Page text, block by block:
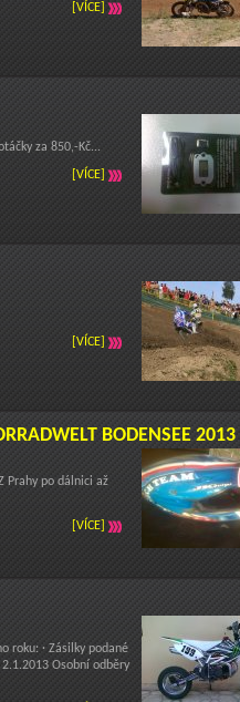
[VÍCE]
za 850,-Kč...
[VÍCE]
[VÍCE]
BODENSEE 2013
Prahy po dálnici až
[VÍCE]
roku: · Zásilky podané
Osobní odběry